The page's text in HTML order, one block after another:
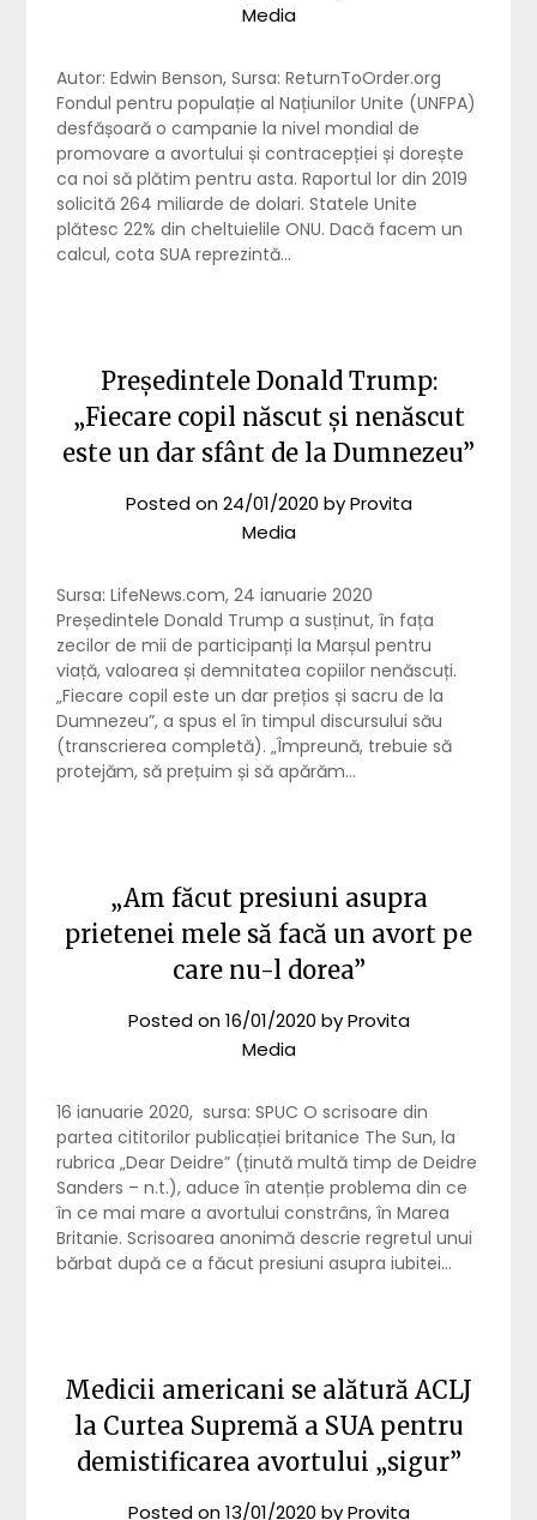
Media
Autor: Edwin Benson, Sursa: ReturnToOrder.org
Fondul pentru populație al Națiunilor Unite (UNFPA)
desfășoară o campanie la nivel mondial de
promovare a avortului și contracepției și dorește
ca noi să plătim pentru asta. Raportul lor din 2019
solicită 264 miliarde de dolari. Statele Unite
plătesc 22% din cheltuielile ONU. Dacă facem un
calcul, cota SUA reprezintă…
Președintele Donald Trump:
„Fiecare copil născut și nenăscut
este un dar sfânt de la Dumnezeu”
Posted on24/01/2020 byProvita
Media
Sursa: LifeNews.com, 24 ianuarie 2020
Președintele Donald Trump a susținut, în fața
zecilor de mii de participanți la Marșul pentru
viață, valoarea și demnitatea copiilor nenăscuți.
„Fiecare copil este un dar prețios și sacru de la
Dumnezeu”, a spus el în timpul discursului său
(transcrierea completă). „Împreună, trebuie să
protejăm, să prețuim și să apărăm…
„Am făcut presiuni asupra
prietenei mele să facă un avort pe
care nu-l dorea”
Posted on16/01/2020 byProvita
Media
16 ianuarie 2020, sursa: SPUC O scrisoare din
partea cititorilor publicației britanice The Sun, la
rubrica „Dear Deidre” (ținută multă timp de Deidre
Sanders – n.t.), aduce în atenție problema din ce
în ce mai mare a avortului constrâns, în Marea
Britanie. Scrisoarea anonimă descrie regretul unui
bărbat după ce a făcut presiuni asupra iubitei…
Medicii americani se alătură ACLJ
la Curtea Supremă a SUA pentru
demistificarea avortului „sigur”
Posted on13/01/2020 byProvita